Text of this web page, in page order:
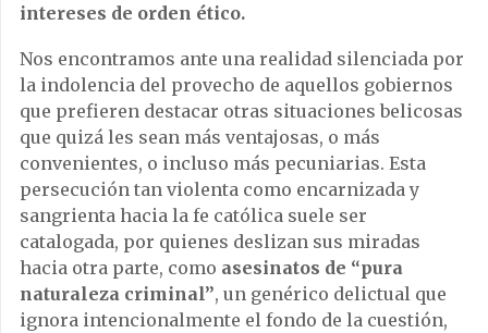
intereses de orden ético.
Nos encontramos ante una realidad silenciada por
la indolencia del provecho de aquellos gobiernos
que prefieren destacar otras situaciones belicosas
que quizá les sean más ventajosas, o más
convenientes, o incluso más pecuniarias. Esta
persecución tan violenta como encarnizada y
sangrienta hacia la fe católica suele ser
catalogada, por quienes deslizan sus miradas
hacia otra parte, como asesinatos de “pura
naturaleza criminal”, un genérico delictual que
ignora intencionalmente el fondo de la cuestión,